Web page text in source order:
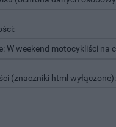
(znaczniki html wyłączone):